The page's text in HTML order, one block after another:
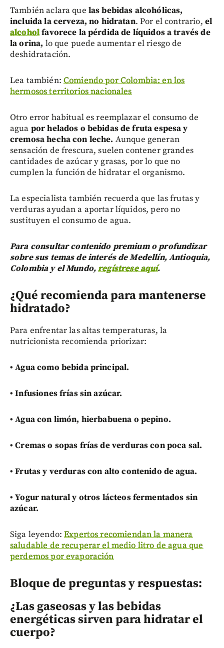
También aclara que las bebidas alcohólicas,
incluida la cerveza, no hidratan. Por el contrario, el
alcoholfavorece la pérdida de líquidos a través de
la orina, lo que puede aumentar el riesgo de
deshidratación.
Lea también: Comiendo por Colombia: en los
hermosos territorios nacionales
Otro error habitual es reemplazar el consumo de
agua por helados o bebidas de fruta espesa y
cremosa hecha con leche. Aunque generan
sensación de frescura, suelen contener grandes
cantidades de azúcar y grasas, por lo que no
cumplen la función de hidratar el organismo.
La especialista también recuerda que las frutas y
verduras ayudan a aportar líquidos, pero no
sustituyen el consumo de agua.
Para consultar contenido premium o profundizar
sobre sus temas de interés de Medellín, Antioquia,
Colombia y el Mundo,regístrese aquí.
¿Qué recomienda para mantenerse
hidratado?
Para enfrentar las altas temperaturas, la
nutricionista recomienda priorizar:
•Agua como bebida principal.
•Infusiones frías sin azúcar.
•Agua con limón, hierbabuena o pepino.
•Cremas o sopas frías de verduras con poca sal.
•Frutas y verduras con alto contenido de agua.
•Yogur natural y otros lácteos fermentados sin
azúcar.
Siga leyendo:Expertos recomiendan la manera
saludable de recuperar el medio litro de agua que
perdemos por evaporación
Bloque de preguntas y respuestas:
¿Las gaseosas y las bebidas
energéticas sirven para hidratar el
cuerpo?